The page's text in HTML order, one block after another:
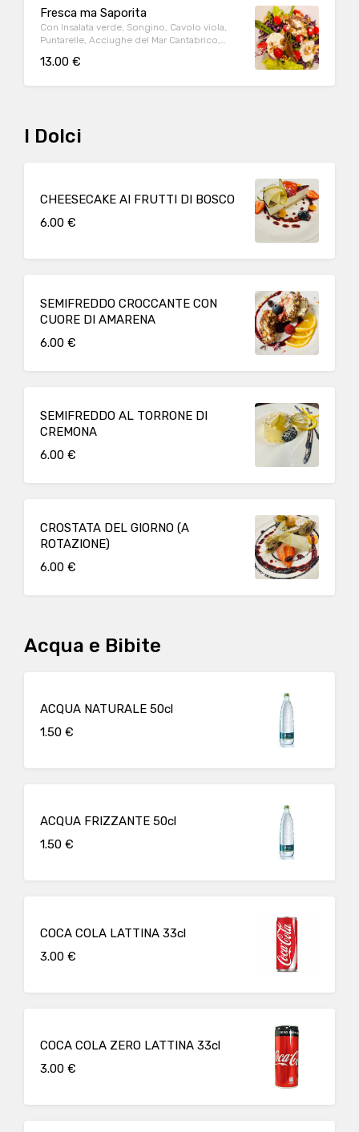
Fresca ma Saporita
Con Insalata verde, Songino, Cavolo viola,
Puntarelle, Acciughe del Mar Cantabrico,
13.00 €
I Dolci
CHEESECAKE AI FRUTTI DI BOSCO
6.00 €
SEMIFREDDO CROCCANTE CON
CUORE DI AMARENA
6.00 €
SEMIFREDDO AL TORRONE DI
CREMONA
6.00 €
CROSTATA DEL GIORNO (A
ROTAZIONE)
6.00 €
Acqua e Bibite
ACQUA NATURALE 50cl
1.50 €
ACQUA FRIZZANTE 50cl
1.50 €
COCA COLA LATTINA 33cl
3.00 €
COCA COLA ZERO LATTINA 33cl
3.00 €